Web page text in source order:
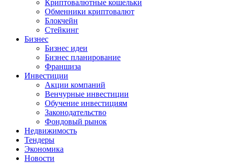
Криптовалютные кошельки
Обменники криптовалют
Блокчейн
Стейкинг
Бизнес
Бизнес идеи
Бизнес планирование
Франшиза
Инвестиции
Акции компаний
Венчурные инвестиции
Обучение инвестициям
Законодательство
Фондовый рынок
Недвижимость
Тендеры
Экономика
Новости